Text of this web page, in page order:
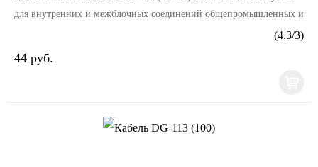
для внутренних и межблочных соединений общепромышленных и
(4.3/3)
44 руб.